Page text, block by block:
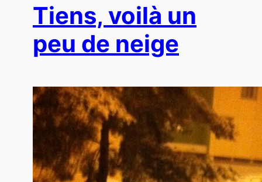
Tiens, voilà un
peu de neige